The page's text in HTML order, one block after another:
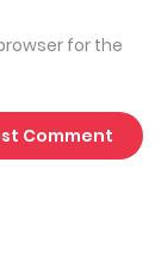
for the